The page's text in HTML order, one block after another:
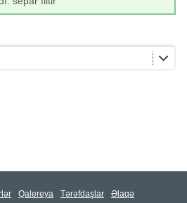
Qalereya Tərəfdaşlar Əlaqə